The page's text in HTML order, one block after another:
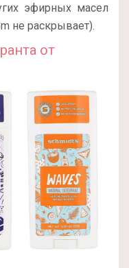
эфирных масел
не раскрывает).
от